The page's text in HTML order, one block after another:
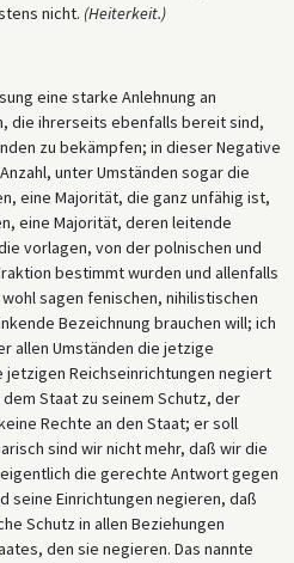
nicht. (Heiterkeit.)
eine starke Anlehnung an
die ihrerseits ebenfalls bereit sind,
zu bekämpfen; in dieser Negative
unter Umständen sogar die
eine Majorität, die ganz unfähig ist,
eine Majorität, deren leitende
vorlagen, von der polnischen und
bestimmt wurden und allenfalls
sagen fenischen, nihilistischen
Bezeichnung brauchen will; ich
allen Umständen die jetzige
jetzigen Reichseinrichtungen negiert
Staat zu seinem Schutz, der
Rechte an den Staat; er soll
sind wir nicht mehr, daß wir die
die gerechte Antwort gegen
seine Einrichtungen negieren, daß
Schutz in allen Beziehungen
den sie negieren. Das nannte